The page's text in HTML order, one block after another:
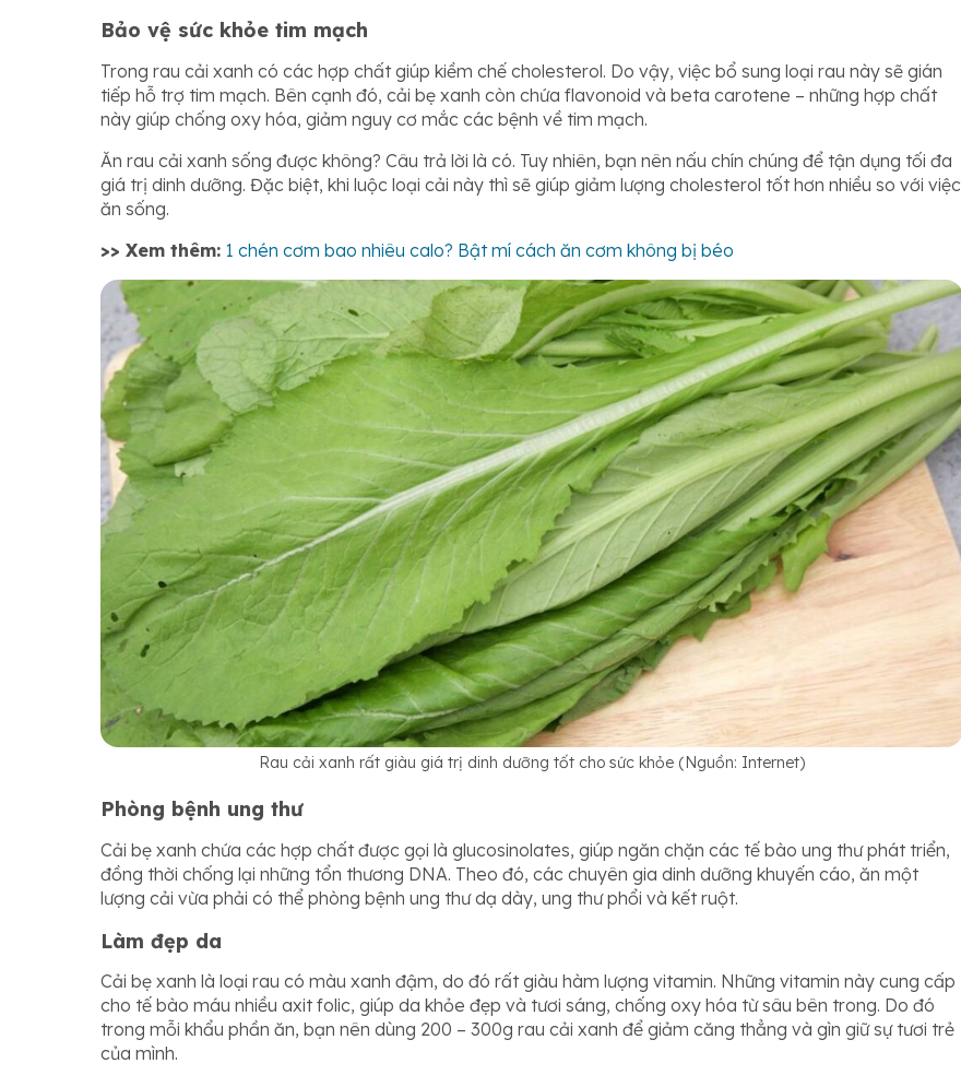
Bảo vệ sức khỏe tim mạch
Trong rau cải xanh có các hợp chất giúp kiềm chế cholesterol. Do vậy, việc bổ sung loại rau này sẽ gián
tiếp hỗ trợ tim mạch. Bên cạnh đó, cải bẹ xanh còn chứa flavonoid và beta carotene – những hợp chất
này giúp chống oxy hóa, giảm nguy cơ mắc các bệnh về tim mạch.
Ăn rau cải xanh sống được không? Câu trả lời là có. Tuy nhiên, bạn nên nấu chín chúng để tận dụng tối đa
giá trị dinh dưỡng. Đặc biệt, khi luộc loại cải này thì sẽ giúp giảm lượng cholesterol tốt hơn nhiều so với việc
ăn sống.
>> Xem thêm: 1 chén cơm bao nhiêu calo? Bật mí cách ăn cơm không bị béo
Rau cải xanh rất giàu giá trị dinh dưỡng tốt cho sức khỏe (Nguồn: Internet)
Phòng bệnh ung thư
Cải bẹ xanh chứa các hợp chất được gọi là glucosinolates, giúp ngăn chặn các tế bào ung thư phát triển,
đồng thời chống lại những tổn thương DNA. Theo đó, các chuyên gia dinh dưỡng khuyến cáo, ăn một
lượng cải vừa phải có thể phòng bệnh ung thư dạ dày, ung thư phổi và kết ruột.
Làm đẹp da
Cải bẹ xanh là loại rau có màu xanh đậm, do đó rất giàu hàm lượng vitamin. Những vitamin này cung cấp
cho tế bào máu nhiều axit folic, giúp da khỏe đẹp và tươi sáng, chống oxy hóa từ sâu bên trong. Do đó
trong mỗi khẩu phần ăn, bạn nên dùng 200 – 300g rau cải xanh để giảm căng thẳng và gìn giữ sự tươi trẻ
của mình.